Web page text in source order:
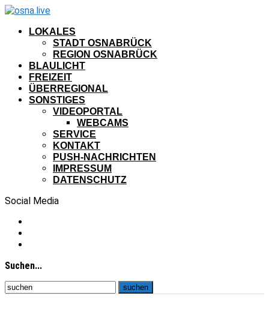
LOKALES
STADT OSNABRÜCK
REGION OSNABRÜCK
BLAULICHT
FREIZEIT
ÜBERREGIONAL
SONSTIGES
VIDEOPORTAL
WEBCAMS
SERVICE
KONTAKT
PUSH-NACHRICHTEN
IMPRESSUM
DATENSCHUTZ
Social Media
Suchen...